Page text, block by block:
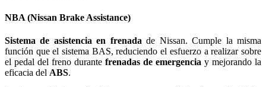
NBA (Nissan Brake Assistance)
Sistema de asistencia en frenada de Nissan. Cumple la misma
función que el sistema BAS, reduciendo el esfuerzo a realizar sobre
el pedal del freno durante frenadas de emergencia y mejorando la
eficacia del ABS.